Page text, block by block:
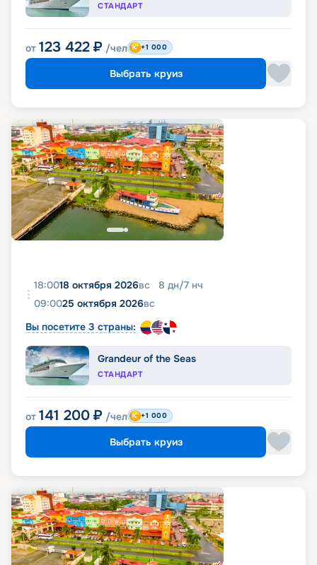
СТАНДАРТ
от 123 422 ₽ /чел +1 000
Выбрать круиз
18:0018 октября 2026вс 8 дн/7 нч
09:0025 октября 2026вс
Вы посетите 3 страны:
Grandeur of the Seas
СТАНДАРТ
от 141 200 ₽ /чел +1 000
Выбрать круиз